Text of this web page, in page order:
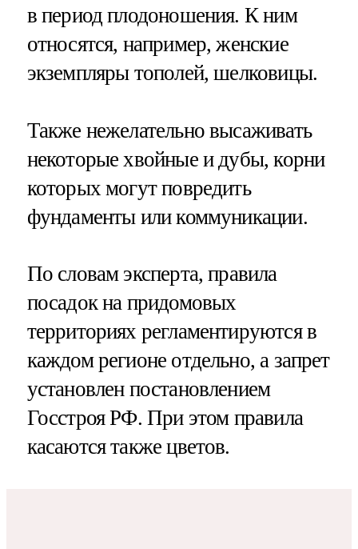
в период плодоношения. К ним
относятся, например, женские
экземпляры тополей, шелковицы.
Также нежелательно высаживать
некоторые хвойные и дубы, корни
которых могут повредить
фундаменты или коммуникации.
По словам эксперта, правила
посадок на придомовых
территориях регламентируются в
каждом регионе отдельно, а запрет
установлен постановлением
Госстроя РФ. При этом правила
касаются также цветов.